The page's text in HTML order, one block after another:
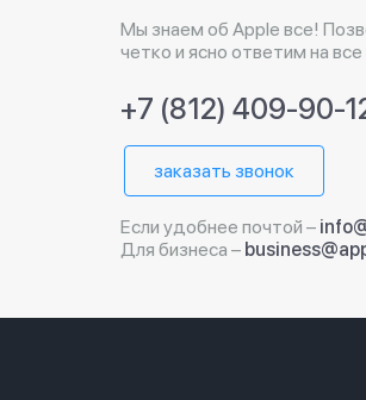
Мы знаем об Apple все!
четко и ясно ответим на
+7 (812) 409-90-
заказать звонок
Если удобнее почтой –
Для бизнеса –